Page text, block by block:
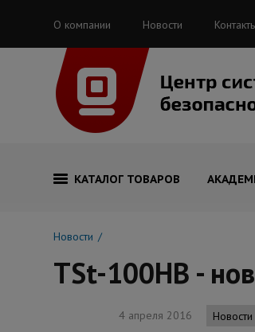
О компании Новости
КАТАЛОГ ТОВАРОВ
Новости
TSt-100HB -
4 апреля 2016 Новости